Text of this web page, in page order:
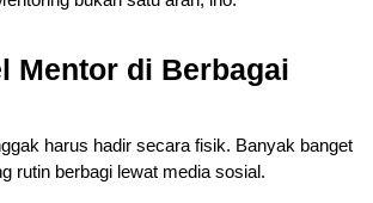
Mentor di Berbagai
harus hadir secara fisik. Banyak banget
rutin berbagi lewat media sosial.